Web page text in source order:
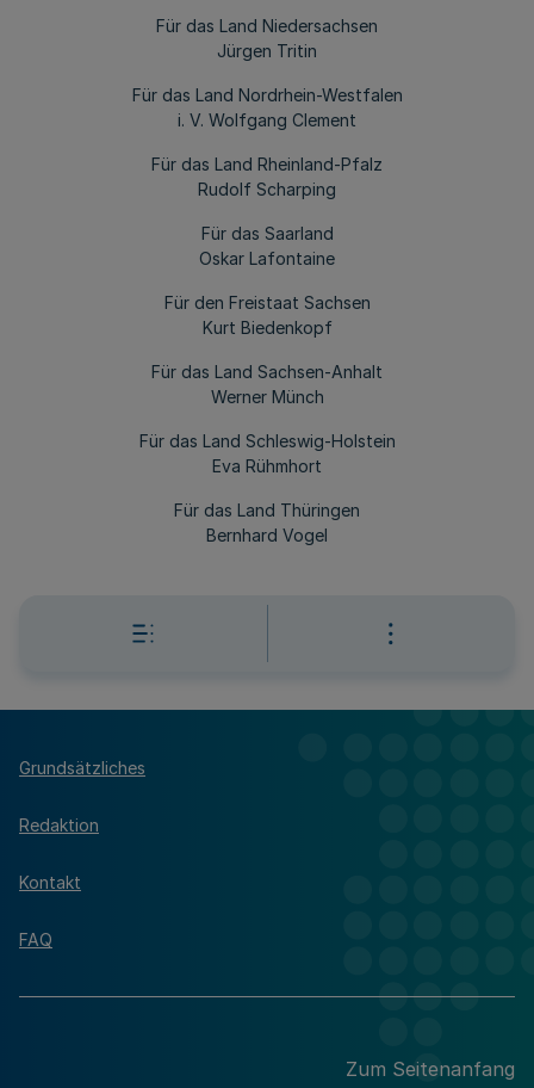
Für das Land Niedersachsen
Jürgen Tritin
Für das Land Nordrhein-Westfalen
i. V. Wolfgang Clement
Für das Land Rheinland-Pfalz
Rudolf Scharping
Für das Saarland
Oskar Lafontaine
Für den Freistaat Sachsen
Kurt Biedenkopf
Für das Land Sachsen-Anhalt
Werner Münch
Für das Land Schleswig-Holstein
Eva Rühmhort
Für das Land Thüringen
Bernhard Vogel
Grundsätzliches
Redaktion
Kontakt
FAQ
Zum Seitenanfang